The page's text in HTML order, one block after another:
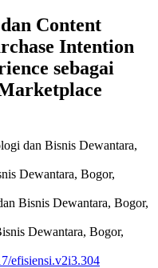
Content
Intention
sebagai
dan Bisnis Dewantara,
Dewantara, Bogor,
Bisnis Dewantara, Bogor,
Dewantara, Bogor,
efisiensi.v2i3.304